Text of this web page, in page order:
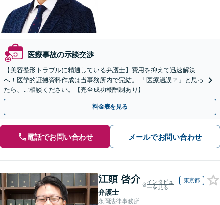
医療事故の示談交渉
【美容整形トラブルに精通している弁護士】費用を抑えて迅速解決
へ！医学的証拠資料作成は当事務所内で完結。 「医療過誤？」と思っ
たら、ご相談ください。【完全成功報酬制あり】
料金表を見る
電話でお問い合わせ メールでお問い合わせ
江頭 啓介
弁護士
インタビュ
ーを見る
東京都
永岡法律事務所